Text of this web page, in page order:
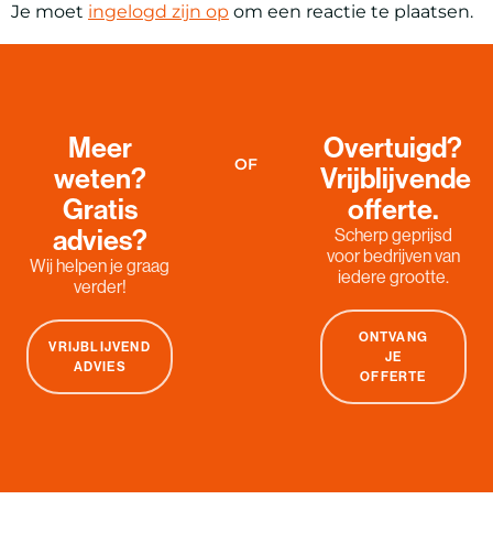
Je moet ingelogd zijn op om een reactie te plaatsen.
Meer
weten?
Gratis
advies?
Wij helpen je graag
verder!
VRIJBLIJVEND
ADVIES
OF
Overtuigd?
Vrijblijvende
offerte.
Scherp geprijsd
voor bedrijven van
iedere grootte.
ONTVANG
JE
OFFERTE